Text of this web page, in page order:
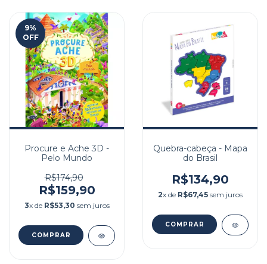
9%
OFF
Procure e Ache 3D -
Pelo Mundo
R$174,90
R$159,90
3x de R$53,30 sem juros
Quebra-cabeça - Mapa
do Brasil
R$134,90
2x de R$67,45 sem juros